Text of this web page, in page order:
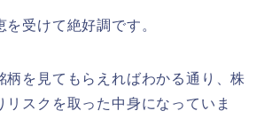
受けて絶好調です。
柄を見てもらえればわかる通り、株
リスクを取った中身になっていま